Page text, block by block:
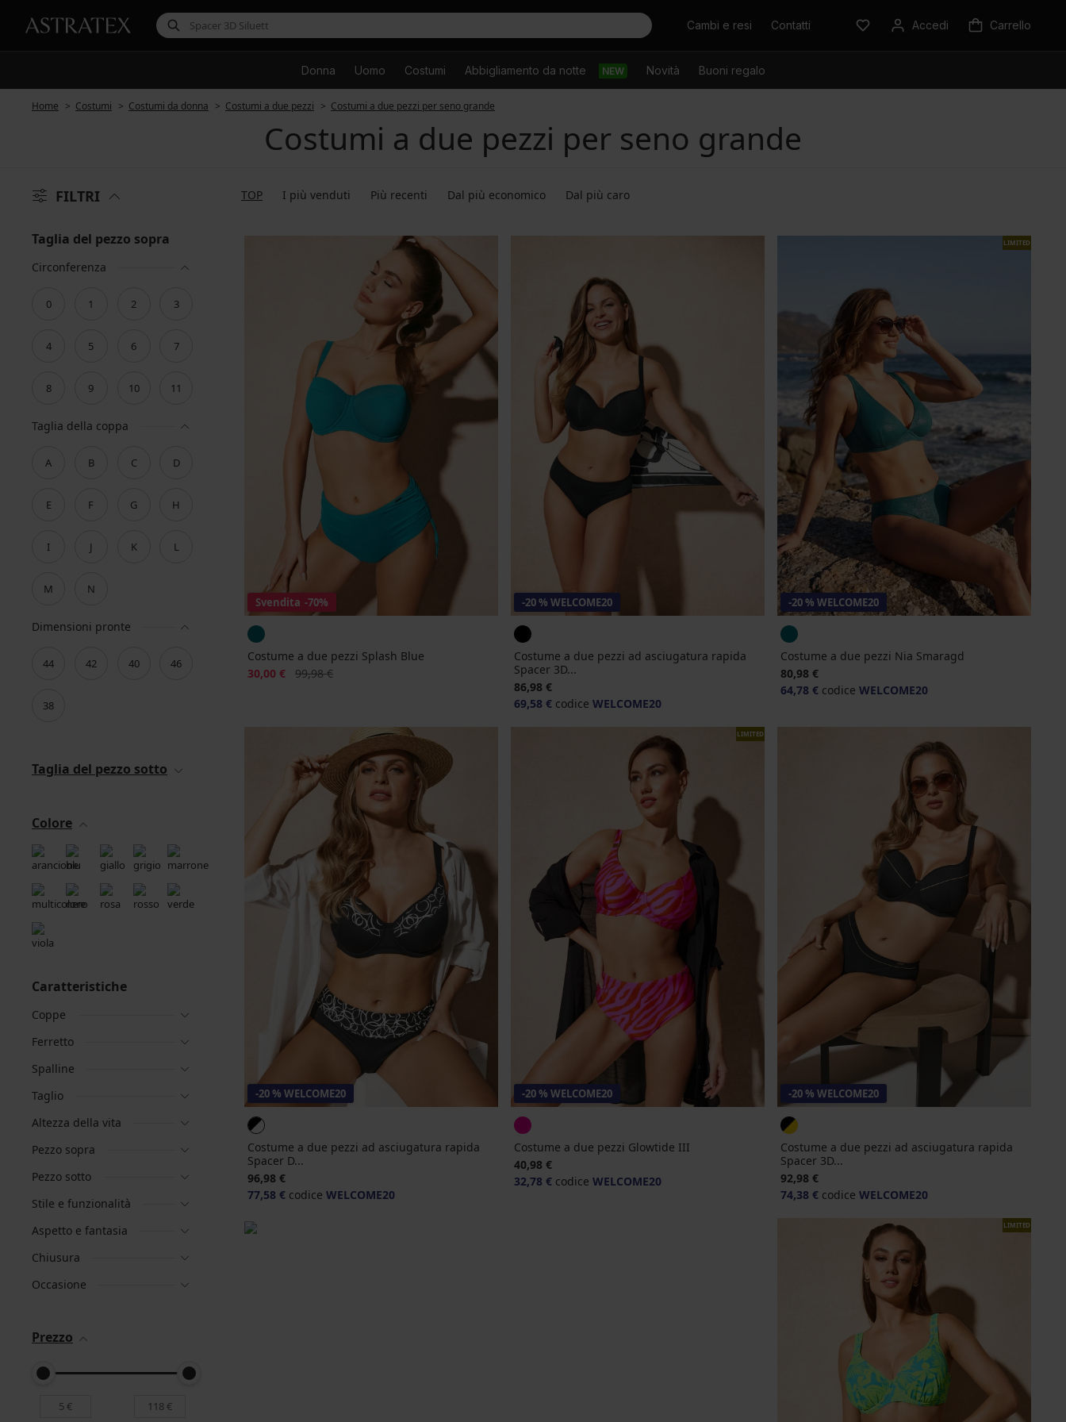
CercareCambi e resi Contatti Accedi Carrello
Donna Uomo Costumi Abbigliamento da notte NEW Novità Buoni regalo
Home Costumi Costumi da donna Costumi a due pezzi Costumi a due pezzi per seno grande
Costumi a due pezzi per seno grande
FILTRI TOP I più venduti Più recenti Dal più economico Dal più caro
Taglia del pezzo sopra
Circonferenza
0 1 2 3
4 5 6 7
8 9 10 11
Taglia della coppa
A B C D
E F G H
I J K L
M N
Dimensioni pronte
44 42 40 46
38
Taglia del pezzo sotto
Colore
Caratteristiche
Coppe
Ferretto
Spalline
Taglio
Altezza della vita
Pezzo sopra
Pezzo sotto
Stile e funzionalità
Aspetto e fantasia
Chiusura
Occasione
Prezzo
Svendita -70%
Costume a due pezzi Splash Blue
Sconto
30,00 € Prezzo originale
99,98 €
-20 % WELCOME20
Costume a due pezzi ad asciugatura rapida
Spacer 3D...
86,98 €
69,58 €codice WELCOME20
LIMITED
-20 % WELCOME20
Costume a due pezzi Nia Smaragd
80,98 €
64,78 €codice WELCOME20
-20 % WELCOME20
Costume a due pezzi ad asciugatura rapida
Spacer D...
96,98 €
77,58 € codice WELCOME20
LIMITED
-20 % WELCOME20
Costume a due pezzi Glowtide III
40,98 €
32,78 €codice WELCOME20
-20 % WELCOME20
Costume a due pezzi ad asciugatura rapida
Spacer 3D...
92,98 €
74,38 €codice WELCOME20
LIMITED